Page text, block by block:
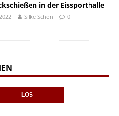
in der Eissporthalle
Silke Schön 0